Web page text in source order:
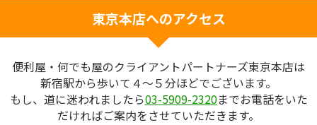
東京本店へのアクセス
便利屋・何でも屋のクライアントパートナーズ東京本店は
新宿駅から歩いて４～５分ほどでございます。
もし、道に迷われましたら03-5909-2320までお電話をいた
だければご案内をさせていただきます。